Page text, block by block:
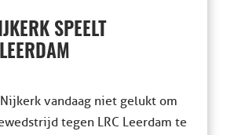
SPEELT
vandaag niet gelukt om
tegen LRC Leerdam te